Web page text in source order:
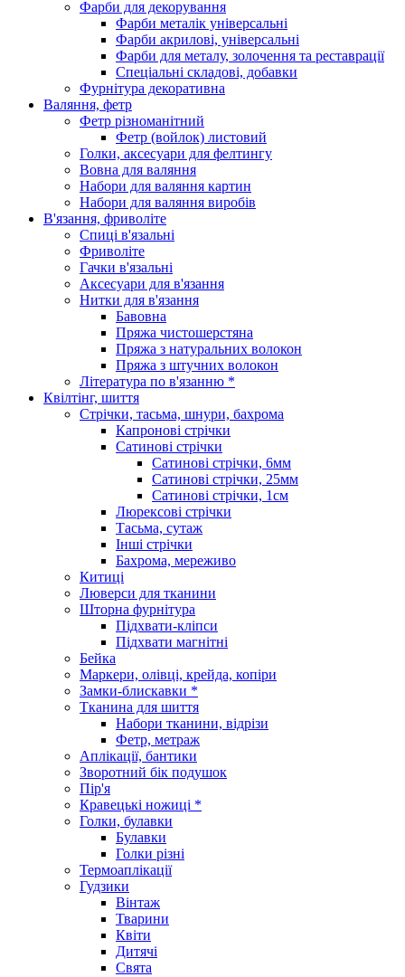
Фарби для декорування
Фарби металік універсальні
Фарби акрилові, універсальні
Фарби для металу, золочення та реставрації
Спеціальні складові, добавки
Фурнітура декоративна
Валяння, фетр
Фетр різноманітний
Фетр (войлок) листовий
Голки, аксесуари для фелтингу
Вовна для валяння
Набори для валяння картин
Набори для валяння виробів
В'язання, фриволіте
Спиці в'язальні
Фриволіте
Гачки в'язальні
Аксесуари для в'язання
Нитки для в'язання
Бавовна
Пряжа чистошерстяна
Пряжа з натуральних волокон
Пряжа з штучних волокон
Література по в'язанню *
Квілтінг, шиття
Стрічки, тасьма, шнури, бахрома
Капронові стрічки
Сатинові стрічки
Сатинові стрічки, 6мм
Сатинові стрічки, 25мм
Сатинові стрічки, 1см
Люрексові стрічки
Тасьма, сутаж
Інші стрічки
Бахрома, мереживо
Китиці
Люверси для тканини
Шторна фурнітура
Підхвати-кліпси
Підхвати магнітні
Бейка
Маркери, олівці, крейда, копіри
Замки-блискавки *
Тканина для шиття
Набори тканини, відрізи
Фетр, метраж
Аплікації, бантики
Зворотний бік подушок
Пір'я
Кравецькі ножиці *
Голки, булавки
Булавки
Голки різні
Термоаплікації
Гудзики
Вінтаж
Тварини
Квіти
Дитячі
Свята